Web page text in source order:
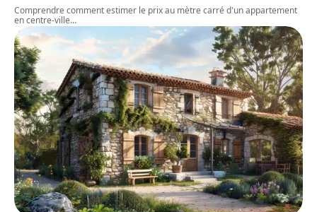
Comprendre comment estimer le prix au mètre carré d'un appartement
en centre-ville…